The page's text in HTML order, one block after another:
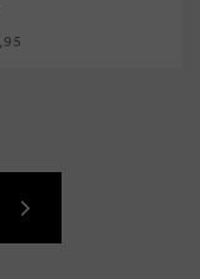
SUIVANT